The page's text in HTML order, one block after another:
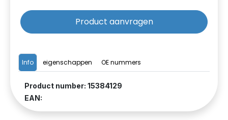
Info eigenschappen OE nummers
Product number: 15384129
EAN:
Product aanvragen